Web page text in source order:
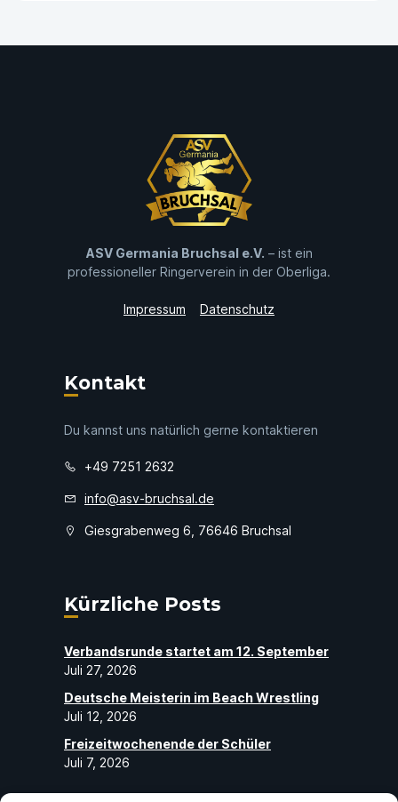
ASV Germania Bruchsal e.V. – ist ein
professioneller Ringerverein in der Oberliga.
Impressum Datenschutz
Kontakt
Du kannst uns natürlich gerne kontaktieren
+49 7251 2632
info@asv-bruchsal.de
Giesgrabenweg 6, 76646 Bruchsal
Kürzliche Posts
Verbandsrunde startet am 12. September
Juli 27, 2026
Deutsche Meisterin im Beach Wrestling
Juli 12, 2026
Freizeitwochenende der Schüler
Juli 7, 2026